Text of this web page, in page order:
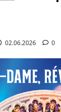
02.06.2026 0